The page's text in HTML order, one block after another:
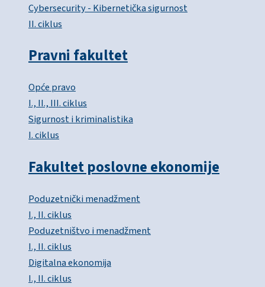
Cybersecurity - Kibernetička sigurnost
II. ciklus
Pravni fakultet
Opće pravo
I., II., III. ciklus
Sigurnost i kriminalistika
I. ciklus
Fakultet poslovne ekonomije
Poduzetnički menadžment
I., II. ciklus
Poduzetništvo i menadžment
I., II. ciklus
Digitalna ekonomija
I., II. ciklus